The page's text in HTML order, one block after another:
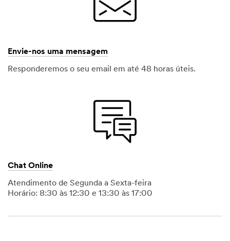
Envie-nos uma mensagem
Responderemos o seu email em até 48 horas úteis.
Chat Online
Atendimento de Segunda a Sexta-feira
Horário: 8:30 às 12:30 e 13:30 às 17:00